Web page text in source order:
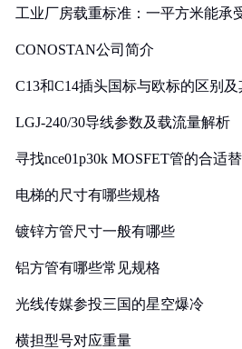
工业厂房载重标准：一平方米能承
CONOSTAN公司简介
C13和C14插头国标与欧标的区别
LGJ-240/30导线参数及载流量解析
寻找nce01p30k MOSFET管的合适
电梯的尺寸有哪些规格
镀锌方管尺寸一般有哪些
铝方管有哪些常见规格
光线传媒参投三国的星空爆冷
横担型号对应重量